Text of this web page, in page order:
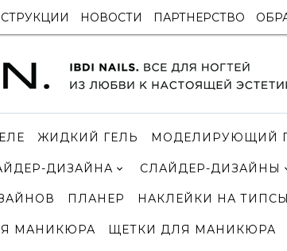
НОВОСТИ ПАРТНЕРСТВО
ЖИДКИЙ ГЕЛЬ МОДЕЛИРУЮЩИЙ
ДИЗАЙНА СЛАЙДЕР-ДИЗАЙНЫ
ПЛАНЕР НАКЛЕЙКИ НА ТИПСЫ
МАНИКЮРА ЩЕТКИ ДЛЯ МАНИКЮРА